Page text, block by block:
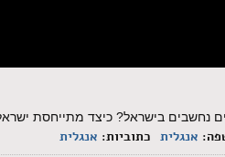
אנגלית כתוביות: אנגלית